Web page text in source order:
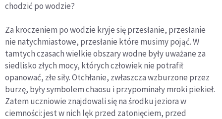
chodzić po wodzie?
Za kroczeniem po wodzie kryje się przesłanie, przesłanie
nie natychmiastowe, przesłanie które musimy pojąć. W
tamtych czasach wielkie obszary wodne były uważane za
siedlisko złych mocy, których człowiek nie potrafił
opanować, złe siły. Otchłanie, zwłaszcza wzburzone przez
burzę, były symbolem chaosu i przypominały mroki piekieł.
Zatem uczniowie znajdowali się na środku jeziora w
ciemności: jest w nich lęk przed zatonięciem, przed